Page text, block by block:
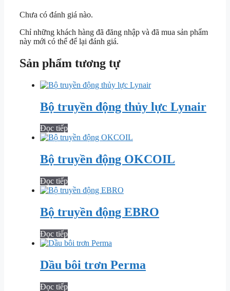
Chưa có đánh giá nào.
Chỉ những khách hàng đã đăng nhập và đã mua sản phẩm
này mới có thể để lại đánh giá.
Sản phẩm tương tự
Bộ truyền động thủy lực Lynair
Đọc tiếp
Bộ truyền động OKCOIL
Đọc tiếp
Bộ truyền động EBRO
Đọc tiếp
Dầu bôi trơn Perma
Đọc tiếp